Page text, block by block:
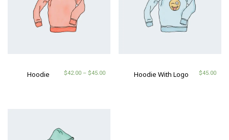
Hoodie $42.00– $45.00 Hoodie With Logo $45.00